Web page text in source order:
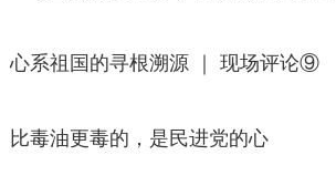
心系祖国的寻根溯源 ｜ 现场评论⑨
比毒油更毒的，是民进党的心